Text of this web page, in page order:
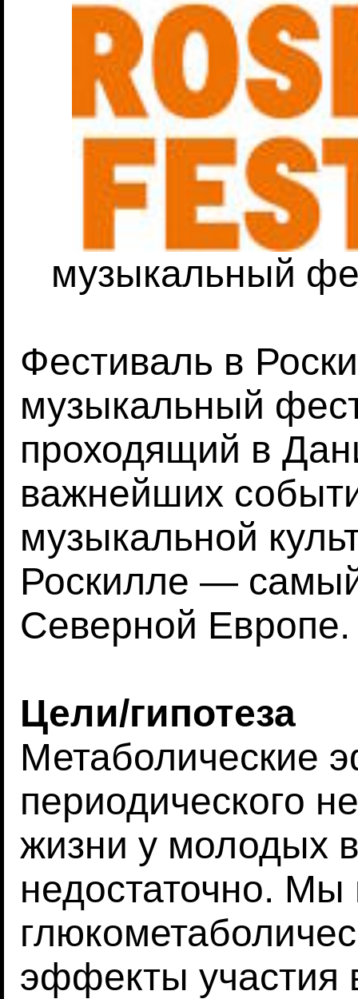
музыкальный
Фестиваль в
музыкальный
проходящий в
важнейших
музыкальной
Роскилле —
Северной Европе.
Цели/гипотеза
Метаболические
периодического
жизни у молодых
недостаточно. Мы
эффекты участия